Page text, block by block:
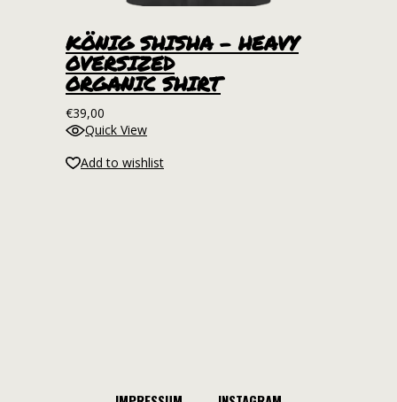
Die
Optionen
können
auf
der
KÖNIG SHISHA – HEAVY
OVERSIZED
ORGANIC SHIRT
€39,00
Quick View
Add to wishlist